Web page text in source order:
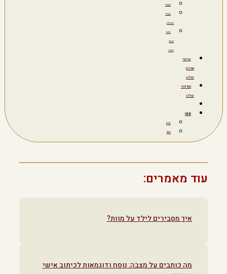
מצבות
קבורה
אזרחית
ארגון
טקסי
הלוויה
ערוצי
התוכן
שלנו
הסיפור
שלנו
HEB
RUS
ENG
עוד מאמרים:
איך מסבירים לילד על מוות?
מה כותבים על מצבה: נוסח ודוגמאות לכיתוב אישי